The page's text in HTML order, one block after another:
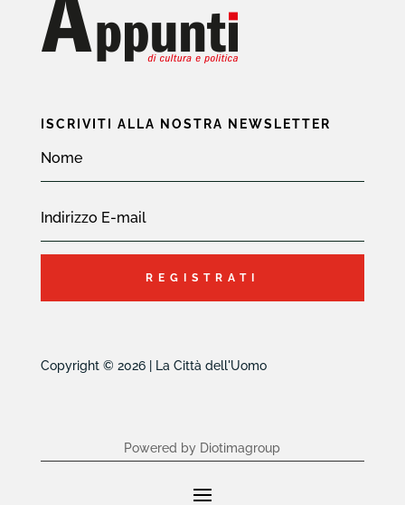
ISCRIVITI ALLA NOSTRA NEWSLETTER
REGISTRATI
Copyright © 2026 | La Città dell'Uomo
Powered by Diotimagroup